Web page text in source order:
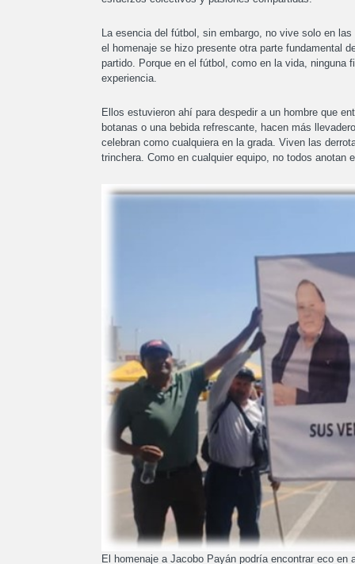
La esencia del fútbol, sin embargo, no vive solo en
el homenaje se hizo presente otra parte fundamental
partido. Porque en el fútbol, como en la vida, ninguna
experiencia.
Ellos estuvieron ahí para despedir a un hombre que
botanas o una bebida refrescante, hacen más
celebran como cualquiera en la grada. Viven las
trinchera. Como en cualquier equipo, no todos anotan
El homenaje a Jacobo Payán podría encontrar eco